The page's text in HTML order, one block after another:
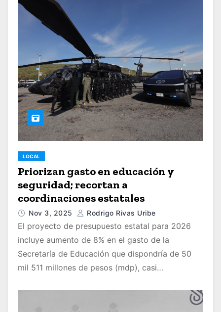
LOCAL
Priorizan gasto en educación y
seguridad; recortan a
coordinaciones estatales
Nov 3, 2025 Rodrigo Rivas Uribe
El proyecto de presupuesto estatal para 2026
incluye aumento de 8% en el gasto de la
Secretaría de Educación que dispondría de 50
mil 511 millones de pesos (mdp), casi…